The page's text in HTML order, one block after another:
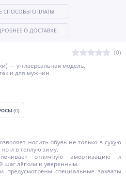
(0)
— универсальная модель,
и для мужчин
СПОСОБЫ ОПЛАТЫ
О ДОСТАВКЕ
(0)
носить обувь не только в сухую
и в тёплую зиму.
отличную амортизацию и
шаг лёгким и уверенным.
предусмотрены специальные захваты